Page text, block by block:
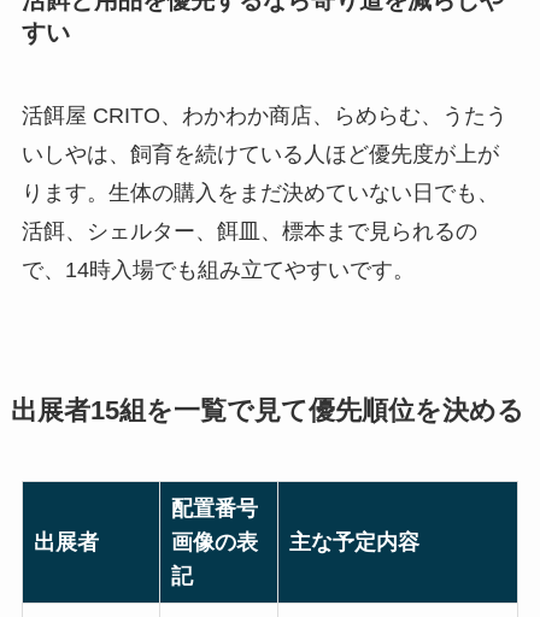
すい
活餌屋 CRITO、わかわか商店、らめらむ、うたう
いしやは、飼育を続けている人ほど優先度が上が
ります。生体の購入をまだ決めていない日でも、
活餌、シェルター、餌皿、標本まで見られるの
で、14時入場でも組み立てやすいです。
出展者15組を一覧で見て優先順位を決める
出展者
配置番号
画像の表
記
主な予定内容